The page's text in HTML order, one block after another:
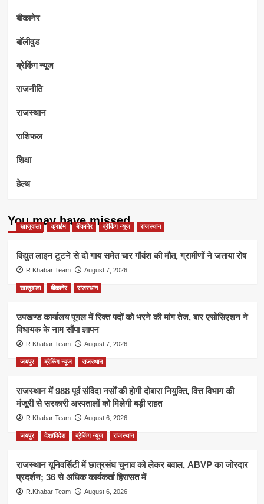
बीकानेर
बॉलीवुड
ब्रेकिंग न्यूज
राजनीति
राजस्थान
राशिफल
शिक्षा
हेल्थ
You may have missed
खाजूवाला क्राईम बीकानेर ब्रेकिंग न्यूज राजस्थान
विद्युत लाइन टूटने से दो गाय समेत चार गौवंश की मौत, ग्रामीणों ने जताया रोष
R.Khabar Team August 7, 2026
खाजूवाला बीकानेर राजस्थान
उपखण्ड कार्यालय पूगल में रिक्त पदों को भरने की मांग तेज, बार एसोसिएशन ने
विधायक के नाम सौंपा ज्ञापन
R.Khabar Team August 7, 2026
जयपुर ब्रेकिंग न्यूज राजस्थान
राजस्थान में 988 पूर्व संविदा नर्सों की होगी दोबारा नियुक्ति, वित्त विभाग की
मंजूरी से सरकारी अस्पतालों को मिलेगी बड़ी राहत
R.Khabar Team August 6, 2026
जयपुर देश/विदेश ब्रेकिंग न्यूज राजस्थान
राजस्थान यूनिवर्सिटी में छात्रसंघ चुनाव को लेकर बवाल, ABVP का जोरदार
प्रदर्शन; 36 से अधिक कार्यकर्ता हिरासत में
R.Khabar Team August 6, 2026